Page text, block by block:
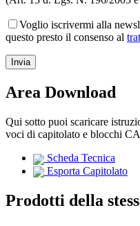
Voglio iscrivermi alla
questo presto il consenso al
Area Download
Qui sotto puoi scaricare
voci di capitolato e blocchi
Scheda Tecnica
Esporta Capitolato
Prodotti della